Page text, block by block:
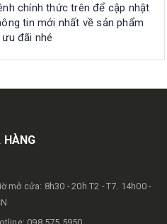
chính thức trên để cập nhật
tin mới nhất về sản phẩm
ưu đãi nhé
in touch
HÀNG
mở cửa: 8h30 - 20h T2 - T7. 14h00 -